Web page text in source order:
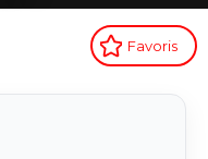
Favoris